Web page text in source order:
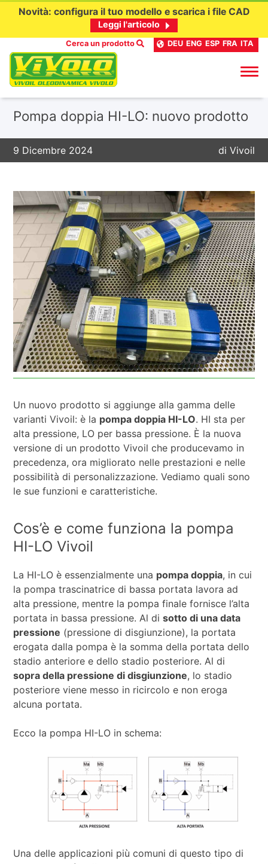
Novità: configura il tuo modello e scarica i file CAD
Leggi l'articolo
Cerca un prodotto DEU ENG ESP FRA ITA
Pompa doppia HI-LO: nuovo prodotto
9 Dicembre 2024 di Vivoil
Un nuovo prodotto si aggiunge alla gamma delle
varianti Vivoil: è la pompa doppia HI-LO. HI sta per
alta pressione, LO per bassa pressione. È la nuova
versione di un prodotto Vivoil che producevamo in
precedenza, ora migliorato nelle prestazioni e nelle
possibilità di personalizzazione. Vediamo quali sono
le sue funzioni e caratteristiche.
Cos’è e come funziona la pompa
HI-LO Vivoil
La HI-LO è essenzialmente una pompa doppia, in cui
la pompa trascinatrice di bassa portata lavora ad
alta pressione, mentre la pompa finale fornisce l’alta
portata in bassa pressione. Al disotto di una data
pressione (pressione di disgiunzione), la portata
erogata dalla pompa è la somma della portata dello
stadio anteriore e dello stadio posteriore. Al di
sopra della pressione di disgiunzione, lo stadio
posteriore viene messo in ricircolo e non eroga
alcuna portata.
Ecco la pompa HI-LO in schema:
Una delle applicazioni più comuni di questo tipo di